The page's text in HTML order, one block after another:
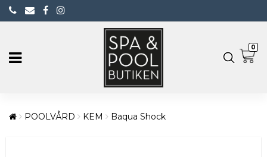
0
POOLVÅRD KEM Baqua Shock